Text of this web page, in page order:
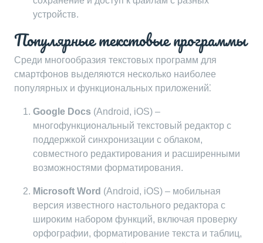
устройств.
Популярные текстовые программы
Среди многообразия текстовых программ для
смартфонов выделяются несколько наиболее
популярных и функциональных приложений⁚
Google Docs (Android, iOS) –
многофункциональный текстовый редактор с
поддержкой синхронизации с облаком,
совместного редактирования и расширенными
возможностями форматирования.
Microsoft Word (Android, iOS) – мобильная
версия известного настольного редактора с
широким набором функций, включая проверку
орфографии, форматирование текста и таблиц,